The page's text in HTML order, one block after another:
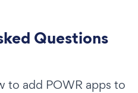
Questions
to add POWR apps to